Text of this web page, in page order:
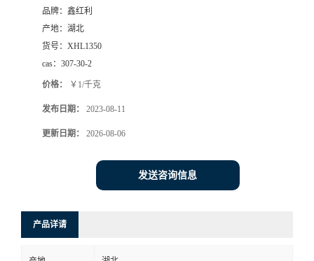
品牌： 鑫红利
产地： 湖北
货号： XHL1350
cas： 307-30-2
价格： ￥1/千克
发布日期： 2023-08-11
更新日期： 2026-08-06
发送咨询信息
产品详请